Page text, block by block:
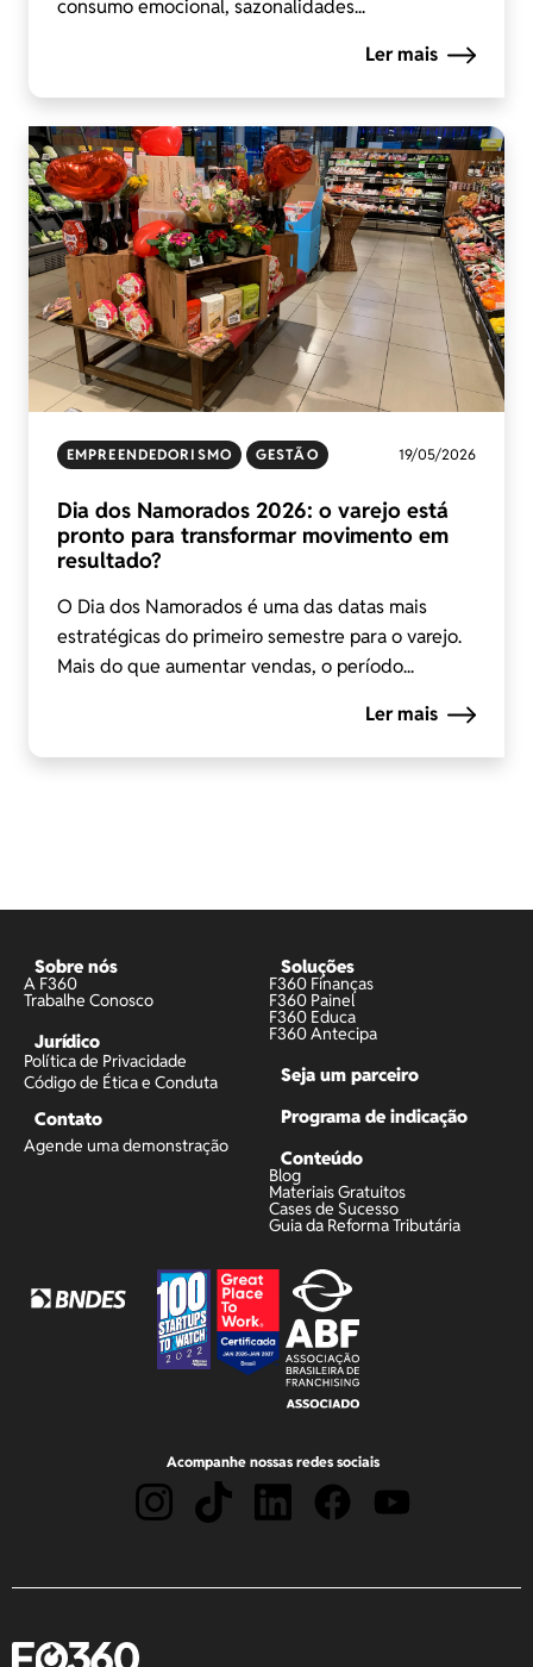
consumo emocional, sazonalidades...
Ler mais
EMPREENDEDORISMO GESTÃO 19/05/2026
Dia dos Namorados 2026: o varejo está
pronto para transformar movimento em
resultado?
O Dia dos Namorados é uma das datas mais
estratégicas do primeiro semestre para o varejo.
Mais do que aumentar vendas, o período...
Ler mais
Sobre nós
A F360
Trabalhe Conosco
Jurídico
Política de Privacidade
Código de Ética e Conduta
Contato
Agende uma demonstração
Soluções
F360 Finanças
F360 Painel
F360 Educa
F360 Antecipa
Seja um parceiro
Programa de indicação
Conteúdo
Blog
Materiais Gratuitos
Cases de Sucesso
Guia da Reforma Tributária
Acompanhe nossas redes sociais